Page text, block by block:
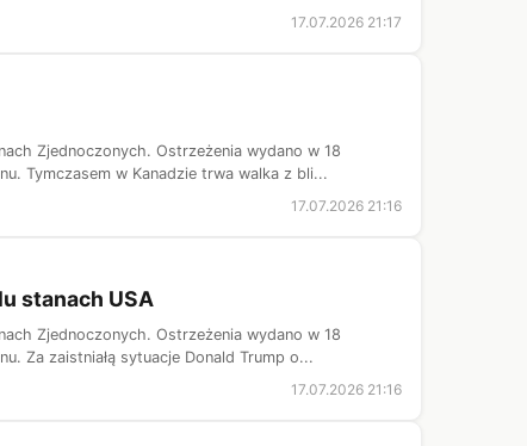
17.07.2026 21:17
Zjednoczonych. Ostrzeżenia wydano w 18
Tymczasem w Kanadzie trwa walka z bli...
17.07.2026 21:16
stanach USA
Zjednoczonych. Ostrzeżenia wydano w 18
Za zaistniałą sytuacje Donald Trump o...
17.07.2026 21:16